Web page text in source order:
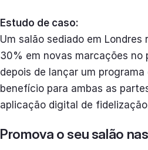
Estudo de caso:
Um salão sediado em
30% em novas marcações no
depois de lançar um
benefício para ambas as
aplicação digital de
Promova o seu salão